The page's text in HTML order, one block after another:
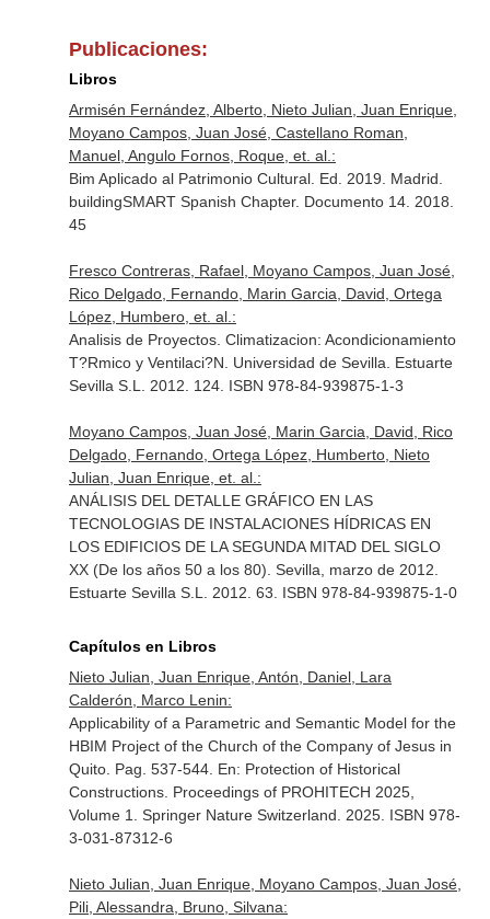
Publicaciones:
Libros
Armisén Fernández, Alberto, Nieto Julian, Juan Enrique,
Moyano Campos, Juan José, Castellano Roman,
Manuel, Angulo Fornos, Roque, et. al.:
Bim Aplicado al Patrimonio Cultural. Ed. 2019. Madrid.
buildingSMART Spanish Chapter. Documento 14. 2018.
45
Fresco Contreras, Rafael, Moyano Campos, Juan José,
Rico Delgado, Fernando, Marin Garcia, David, Ortega
López, Humbero, et. al.:
Analisis de Proyectos. Climatizacion: Acondicionamiento
T?Rmico y Ventilaci?N. Universidad de Sevilla. Estuarte
Sevilla S.L. 2012. 124. ISBN 978-84-939875-1-3
Moyano Campos, Juan José, Marin Garcia, David, Rico
Delgado, Fernando, Ortega López, Humberto, Nieto
Julian, Juan Enrique, et. al.:
ANÁLISIS DEL DETALLE GRÁFICO EN LAS
TECNOLOGIAS DE INSTALACIONES HÍDRICAS EN
LOS EDIFICIOS DE LA SEGUNDA MITAD DEL SIGLO
XX (De los años 50 a los 80). Sevilla, marzo de 2012.
Estuarte Sevilla S.L. 2012. 63. ISBN 978-84-939875-1-0
Capítulos en Libros
Nieto Julian, Juan Enrique, Antón, Daniel, Lara
Calderón, Marco Lenin:
Applicability of a Parametric and Semantic Model for the
HBIM Project of the Church of the Company of Jesus in
Quito. Pag. 537-544. En: Protection of Historical
Constructions. Proceedings of PROHITECH 2025,
Volume 1
. Springer Nature Switzerland. 2025. ISBN 978-
3-031-87312-6
Nieto Julian, Juan Enrique, Moyano Campos, Juan José,
Pili, Alessandra, Bruno, Silvana: